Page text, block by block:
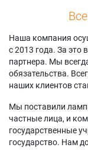
Наша компания
с 2013 года. За
партнера. Мы
обязательства.
наших клиентов
Мы поставили
частные лица, и
государственные
государство. Нам